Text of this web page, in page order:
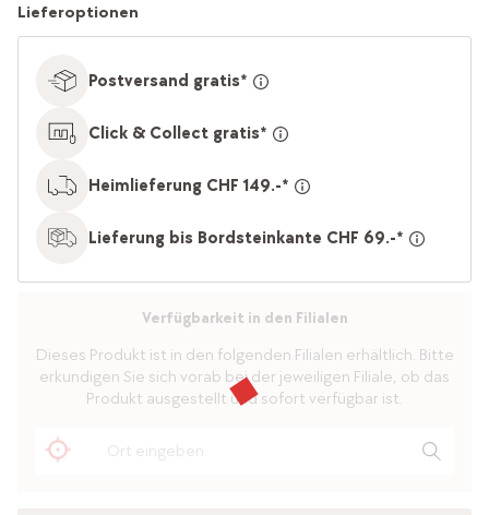
Lieferoptionen
Postversand gratis*
Click & Collect gratis*
Heimlieferung CHF 149.-*
Lieferung bis Bordsteinkante CHF 69.-*
Verfügbarkeit in den Filialen
Dieses Produkt ist in den folgenden Filialen erhältlich. Bitte
erkundigen Sie sich vorab bei der jeweiligen Filiale, ob das
Produkt ausgestellt und sofort verfügbar ist.